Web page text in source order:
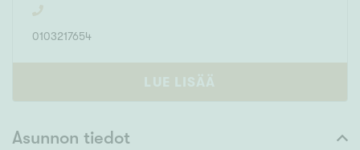
0103217654
LUE LISÄÄ
Asunnon tiedot